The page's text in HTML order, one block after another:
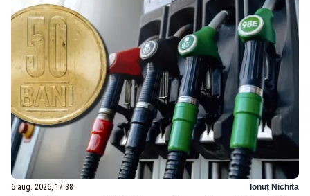
6 aug. 2026, 17:38 Ionuț Nichita